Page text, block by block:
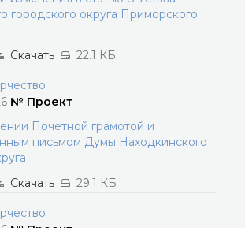
городского округа Приморского
Скачать 22.1 КБ
№ Проект
Почетной грамотой и
письмом Думы Находкинского
Скачать 29.1 КБ